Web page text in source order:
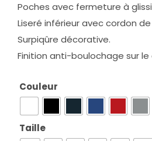
Poches avec fermeture à
Liseré inférieur avec cordon
Surpiqûre décorative.
Finition anti-boulochage sur
Couleur
Taille